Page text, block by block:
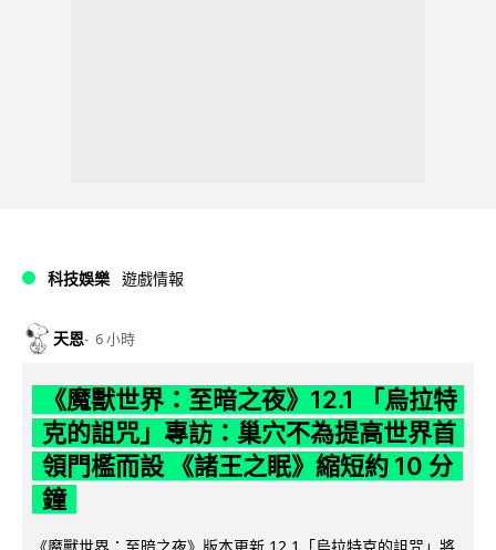
科技娛樂 遊戲情報
天恩 6 小時
《魔獸世界：至暗之夜》12.1 「烏拉特
克的詛咒」專訪：巢穴不為提高世界首
領門檻而設 《諸王之眠》縮短約 10 分
鐘
《魔獸世界：至暗之夜》版本更新 12.1「烏拉特克的詛咒」將